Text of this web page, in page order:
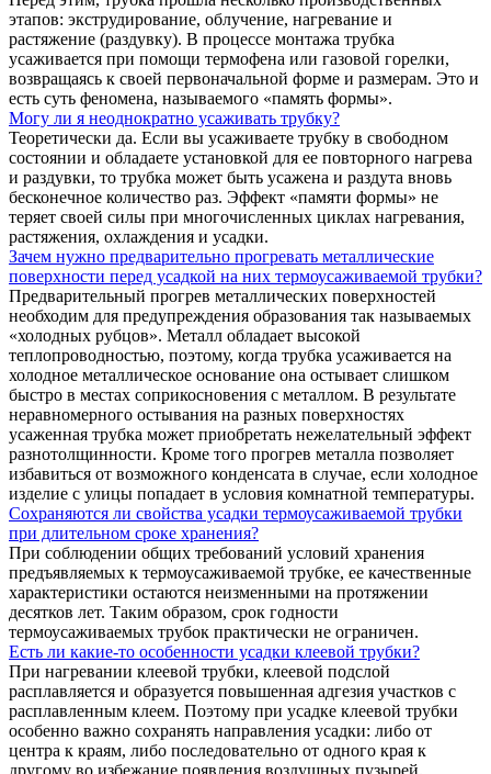
этапов: экструдирование, облучение, нагревание и
растяжение (раздувку). В процессе монтажа трубка
усаживается при помощи термофена или газовой горелки,
возвращаясь к своей первоначальной форме и размерам. Это и
есть суть феномена, называемого «память формы».
Могу ли я неоднократно усаживать трубку?
Теоретически да. Если вы усаживаете трубку в свободном
состоянии и обладаете установкой для ее повторного нагрева
и раздувки, то трубка может быть усажена и раздута вновь
бесконечное количество раз. Эффект «памяти формы» не
теряет своей силы при многочисленных циклах нагревания,
растяжения, охлаждения и усадки.
Зачем нужно предварительно прогревать металлические
поверхности перед усадкой на них термоусаживаемой трубки?
Предварительный прогрев металлических поверхностей
необходим для предупреждения образования так называемых
«холодных рубцов». Металл обладает высокой
теплопроводностью, поэтому, когда трубка усаживается на
холодное металлическое основание она остывает слишком
быстро в местах соприкосновения с металлом. В результате
неравномерного остывания на разных поверхностях
усаженная трубка может приобретать нежелательный эффект
разнотолщинности. Кроме того прогрев металла позволяет
избавиться от возможного конденсата в случае, если холодное
изделие с улицы попадает в условия комнатной температуры.
Сохраняются ли свойства усадки термоусаживаемой трубки
при длительном сроке хранения?
При соблюдении общих требований условий хранения
предъявляемых к термоусаживаемой трубке, ее качественные
характеристики остаются неизменными на протяжении
десятков лет. Таким образом, срок годности
термоусаживаемых трубок практически не ограничен.
Есть ли какие-то особенности усадки клеевой трубки?
При нагревании клеевой трубки, клеевой подслой
расплавляется и образуется повышенная адгезия участков с
расплавленным клеем. Поэтому при усадке клеевой трубки
особенно важно сохранять направления усадки: либо от
центра к краям, либо последовательно от одного края к